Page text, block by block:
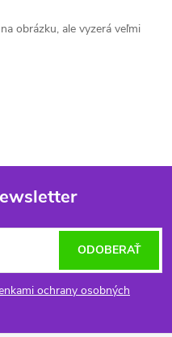
obrázku, ale vyzerá veľmi
ochrany osobných
ODOBERAŤ